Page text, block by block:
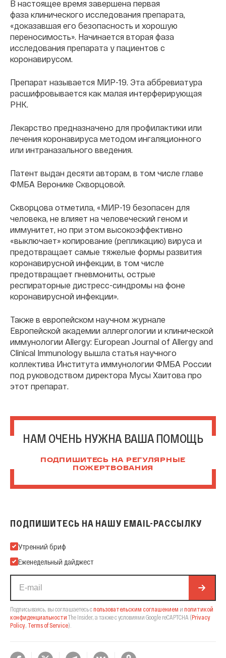
В настоящее время завершена первая
фаза клинического исследования препарата,
«доказавшая его безопасность и хорошую
переносимость». Начинается вторая фаза
исследования препарата у пациентов с
коронавирусом.
Препарат называется МИР-19. Эта аббревиатура
расшифровывается как малая интерферирующая
РНК.
Лекарство предназначено для профилактики или
лечения коронавируса методом ингаляционного
или интраназального введения.
Патент выдан десяти авторам, в том числе главе
ФМБА Веронике Скворцовой.
Скворцова отметила, «МИР-19 безопасен для
человека, не влияет на человеческий геном и
иммунитет, но при этом высокоэффективно
«выключает» копирование (репликацию) вируса и
предотвращает самые тяжелые формы развития
коронавирусной инфекции, в том числе
предотвращает пневмониты, острые
респираторные дистресс-синдромы на фоне
коронавирусной инфекции».
Также в европейском научном журнале
Европейской академии аллергологии и клинической
иммунологии Allergy: European Journal of Allergy and
Clinical Immunology вышла статья научного
коллектива Института иммунологии ФМБА России
под руководством директора Мусы Хаитова про
этот препарат.
НАМ ОЧЕНЬ НУЖНА ВАША ПОМОЩЬ
ПОДПИШИТЕСЬ НА РЕГУЛЯРНЫЕ
ПОЖЕРТВОВАНИЯ
ПОДПИШИТЕСЬ НА НАШУ EMAIL-РАССЫЛКУ
Подпишитесь на нашу Email-рассылку
Утренний бриф
Еженедельный дайджест
Подписываясь, вы соглашаетесь спользовательским соглашением и политикой
конфиденциальности The Insider, а также с условиями Google reCAPTCHA (Privacy
Policy, Terms of Service).